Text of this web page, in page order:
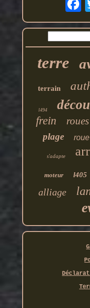
terre
terrain
l494
frein roues
plage roue
s'adapte
moteur l405
alliage